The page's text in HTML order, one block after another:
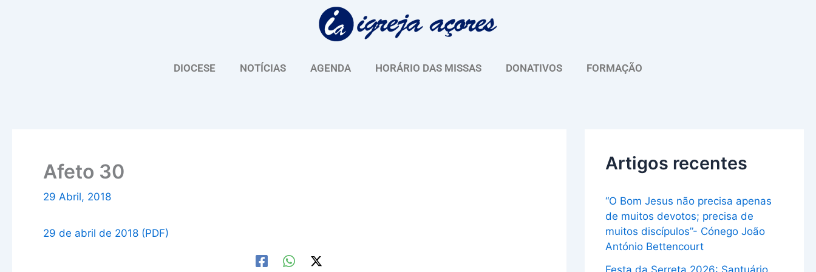
DIOCESE NOTÍCIAS AGENDA HORÁRIO DAS MISSAS DONATIVOS FORMAÇÃO
Afeto 30
29 Abril, 2018
29 de abril de 2018 (PDF)
Artigos recentes
“O Bom Jesus não precisa apenas
de muitos devotos; precisa de
muitos discípulos”- Cónego João
António Bettencourt
Festa da Serreta 2026: Santuário
u